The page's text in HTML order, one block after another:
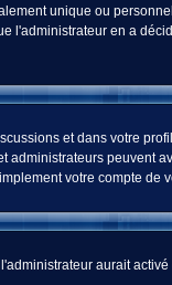
unique ou
l'administrateur en a
et dans votre
peuvent
votre compte de
aurait